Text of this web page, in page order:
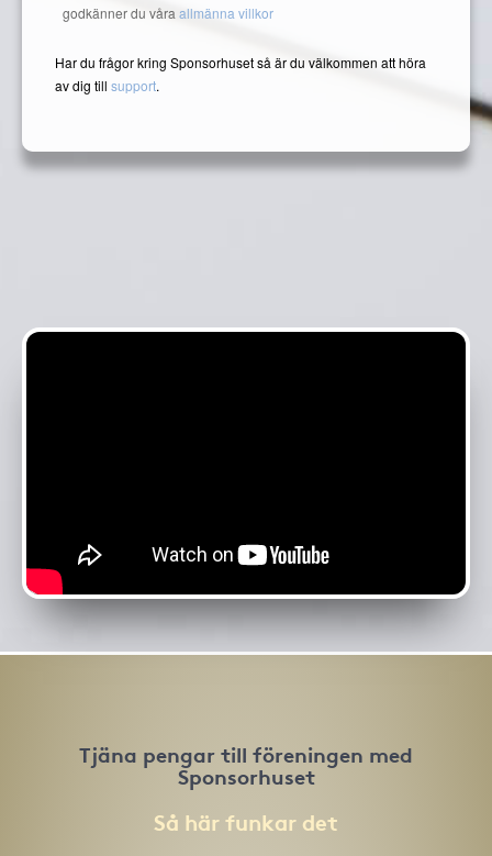
godkänner du våra allmänna villkor
Har du frågor kring Sponsorhuset så är du välkommen att höra
av dig till support.
Tjäna pengar till föreningen med
Sponsorhuset
Så här funkar det